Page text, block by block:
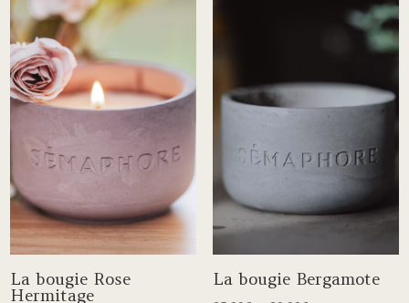
La bougie Rose
Hermitage
La bougie Bergamote